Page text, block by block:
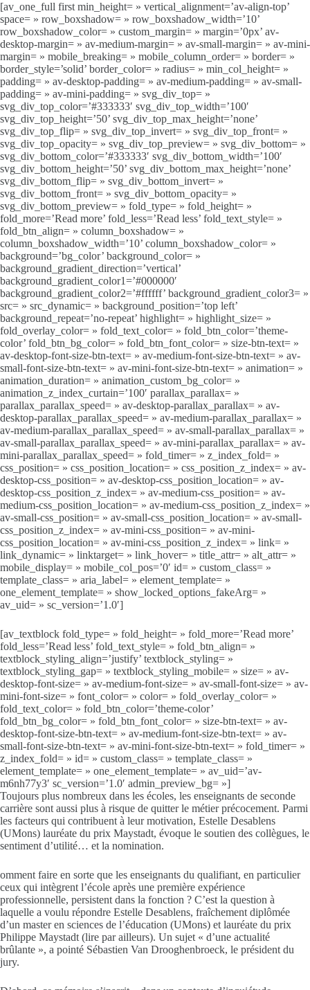
[av_one_full first min_height= » vertical_alignment=’av-align-top’
space= » row_boxshadow= » row_boxshadow_width=’10’
row_boxshadow_color= » custom_margin= » margin=’0px’ av-
desktop-margin= » av-medium-margin= » av-small-margin= » av-mini-
margin= » mobile_breaking= » mobile_column_order= » border= »
border_style=’solid’ border_color= » radius= » min_col_height= »
padding= » av-desktop-padding= » av-medium-padding= » av-small-
padding= » av-mini-padding= » svg_div_top= »
svg_div_top_color=’#333333′ svg_div_top_width=’100′
svg_div_top_height=’50’ svg_div_top_max_height=’none’
svg_div_top_flip= » svg_div_top_invert= » svg_div_top_front= »
svg_div_top_opacity= » svg_div_top_preview= » svg_div_bottom= »
svg_div_bottom_color=’#333333′ svg_div_bottom_width=’100′
svg_div_bottom_height=’50’ svg_div_bottom_max_height=’none’
svg_div_bottom_flip= » svg_div_bottom_invert= »
svg_div_bottom_front= » svg_div_bottom_opacity= »
svg_div_bottom_preview= » fold_type= » fold_height= »
fold_more=’Read more’ fold_less=’Read less’ fold_text_style= »
fold_btn_align= » column_boxshadow= »
column_boxshadow_width=’10’ column_boxshadow_color= »
background=’bg_color’ background_color= »
background_gradient_direction=’vertical’
background_gradient_color1=’#000000′
background_gradient_color2=’#ffffff’ background_gradient_color3= »
src= » src_dynamic= » background_position=’top left’
background_repeat=’no-repeat’ highlight= » highlight_size= »
fold_overlay_color= » fold_text_color= » fold_btn_color=’theme-
color’ fold_btn_bg_color= » fold_btn_font_color= » size-btn-text= »
av-desktop-font-size-btn-text= » av-medium-font-size-btn-text= » av-
small-font-size-btn-text= » av-mini-font-size-btn-text= » animation= »
animation_duration= » animation_custom_bg_color= »
animation_z_index_curtain=’100′ parallax_parallax= »
parallax_parallax_speed= » av-desktop-parallax_parallax= » av-
desktop-parallax_parallax_speed= » av-medium-parallax_parallax= »
av-medium-parallax_parallax_speed= » av-small-parallax_parallax= »
av-small-parallax_parallax_speed= » av-mini-parallax_parallax= » av-
mini-parallax_parallax_speed= » fold_timer= » z_index_fold= »
css_position= » css_position_location= » css_position_z_index= » av-
desktop-css_position= » av-desktop-css_position_location= » av-
desktop-css_position_z_index= » av-medium-css_position= » av-
medium-css_position_location= » av-medium-css_position_z_index= »
av-small-css_position= » av-small-css_position_location= » av-small-
css_position_z_index= » av-mini-css_position= » av-mini-
css_position_location= » av-mini-css_position_z_index= » link= »
link_dynamic= » linktarget= » link_hover= » title_attr= » alt_attr= »
mobile_display= » mobile_col_pos=’0′ id= » custom_class= »
template_class= » aria_label= » element_template= »
one_element_template= » show_locked_options_fakeArg= »
av_uid= » sc_version=’1.0′]
[av_textblock fold_type= » fold_height= » fold_more=’Read more’
fold_less=’Read less’ fold_text_style= » fold_btn_align= »
textblock_styling_align=’justify’ textblock_styling= »
textblock_styling_gap= » textblock_styling_mobile= » size= » av-
desktop-font-size= » av-medium-font-size= » av-small-font-size= » av-
mini-font-size= » font_color= » color= » fold_overlay_color= »
fold_text_color= » fold_btn_color=’theme-color’
fold_btn_bg_color= » fold_btn_font_color= » size-btn-text= » av-
desktop-font-size-btn-text= » av-medium-font-size-btn-text= » av-
small-font-size-btn-text= » av-mini-font-size-btn-text= » fold_timer= »
z_index_fold= » id= » custom_class= » template_class= »
element_template= » one_element_template= » av_uid=’av-
m6nh77y3′ sc_version=’1.0′ admin_preview_bg= »]
Toujours plus nombreux dans les écoles, les enseignants de seconde
carrière sont aussi plus à risque de quitter le métier précocement. Parmi
les facteurs qui contribuent à leur motivation, Estelle Desablens
(UMons) lauréate du prix Maystadt, évoque le soutien des collègues, le
sentiment d’utilité… et la nomination.
omment faire en sorte que les enseignants du qualifiant, en particulier
ceux qui intègrent l’école après une première expérience
professionnelle, persistent dans la fonction ? C’est la question à
laquelle a voulu répondre Estelle Desablens, fraîchement diplômée
d’un master en sciences de l’éducation (UMons) et lauréate du prix
Philippe Maystadt (lire par ailleurs). Un sujet « d’une actualité
brûlante », a pointé Sébastien Van Drooghenbroeck, le président du
jury.